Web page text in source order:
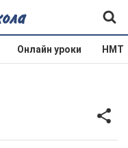
Онлайн уроки НМТ